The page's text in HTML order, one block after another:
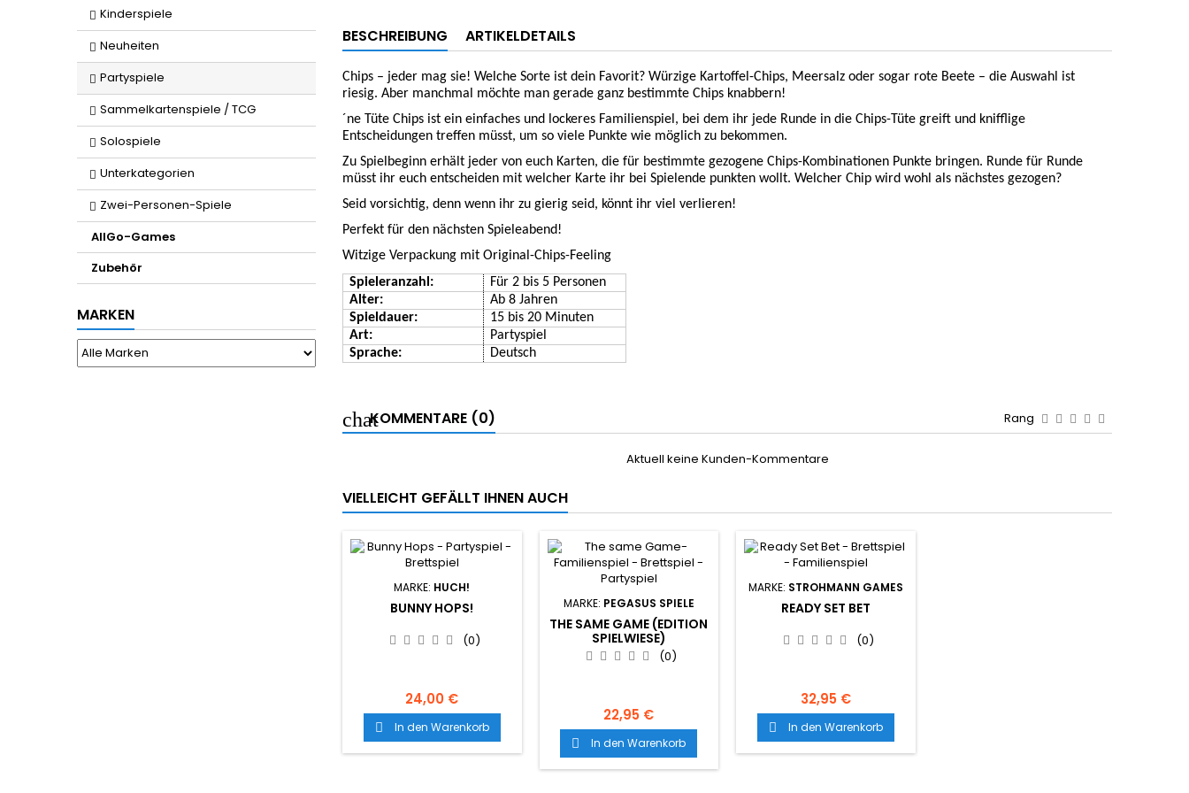
Kinderspiele
Neuheiten
Partyspiele
Sammelkartenspiele / TCG
Solospiele
Unterkategorien
Zwei-Personen-Spiele
AllGo-Games
Zubehör
MARKEN
BESCHREIBUNG ARTIKELDETAILS
Chips – jeder mag sie! Welche Sorte ist dein Favorit? Würzige Kartoffel-Chips, Meersalz oder sogar rote Beete – die Auswahl ist
riesig. Aber manchmal möchte man gerade ganz bestimmte Chips knabbern!
´ne Tüte Chips ist ein einfaches und lockeres Familienspiel, bei dem ihr jede Runde in die Chips-Tüte greift und knifflige
Entscheidungen treffen müsst, um so viele Punkte wie möglich zu bekommen.
Zu Spielbeginn erhält jeder von euch Karten, die für bestimmte gezogene Chips-Kombinationen Punkte bringen. Runde für Runde
müsst ihr euch entscheiden mit welcher Karte ihr bei Spielende punkten wollt. Welcher Chip wird wohl als nächstes gezogen?
Seid vorsichtig, denn wenn ihr zu gierig seid, könnt ihr viel verlieren!
Perfekt für den nächsten Spieleabend!
Witzige Verpackung mit Original-Chips-Feeling
Spieleranzahl:
Für2 bis 5 Personen
Alter:
Ab8Jahren
Spieldauer:
15 bis 20 Minuten
Art:
Partyspiel
Sprache:
Deutsch
KOMMENTARE (0) Rang
Aktuell keine Kunden-Kommentare
VIELLEICHT GEFÄLLT IHNEN AUCH
MARKE: HUCH!
BUNNY HOPS!
(0)
24,00 €
 In den Warenkorb
MARKE: PEGASUS SPIELE
THE SAME GAME (EDITION
SPIELWIESE)
(0)
22,95 €
 In den Warenkorb
MARKE: STROHMANN GAMES
READY SET BET
(0)
32,95 €
 In den Warenkorb